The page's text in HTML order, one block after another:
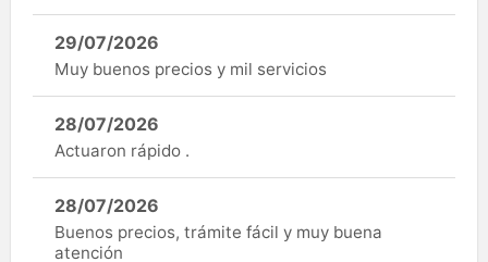
29/07/2026
Muy buenos precios y mil servicios
28/07/2026
Actuaron rápido .
28/07/2026
Buenos precios, trámite fácil y muy buena
atención